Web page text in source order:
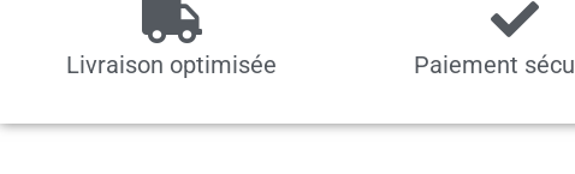
Livraison optimisée Paiement